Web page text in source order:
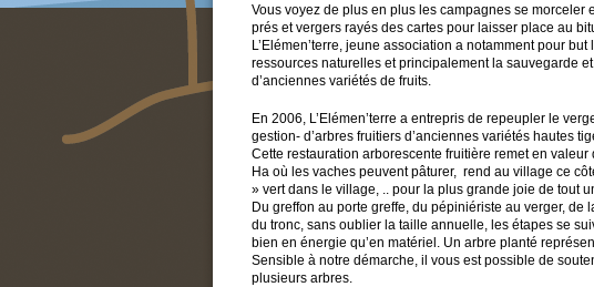
Vous voyez de plus en plus les campagnes se morceler
prés et vergers rayés des cartes pour laisser place au
L’Elémen’terre, jeune association a notamment pour
ressources naturelles et principalement la sauvegarde
d’anciennes variétés de fruits.
En 2006, L’Elémen’terre a entrepris de repeupler le
gestion- d’arbres fruitiers d’anciennes variétés hautes
Cette restauration arborescente fruitière remet en
Ha où les vaches peuvent pâturer, rend au village ce
» vert dans le village, .. pour la plus grande joie de tout
Du greffon au porte greffe, du pépiniériste au verger, de
du tronc, sans oublier la taille annuelle, les étapes se
bien en énergie qu’en matériel. Un arbre planté
Sensible à notre démarche, il vous est possible de
plusieurs arbres.